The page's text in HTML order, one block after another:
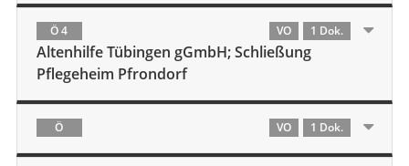
Ö 4 VO 1 Dok.
Altenhilfe Tübingen gGmbH; Schließung
Pflegeheim Pfrondorf
Ö VO 1 Dok.